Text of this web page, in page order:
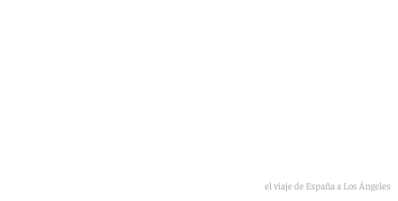
Ferran Torres en el viaje de España a Los Ángeles